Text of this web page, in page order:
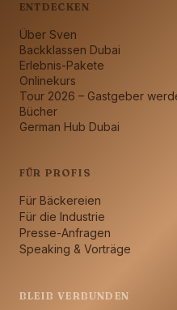
ENTDECKEN
Über Sven
Backklassen Dubai
Erlebnis-Pakete
Onlinekurs
Tour 2026 – Gastgeber
Bücher
German Hub Dubai
FÜR PROFIS
Für Bäckereien
Für die Industrie
Presse-Anfragen
Speaking & Vorträge
BLEIB VERBUNDEN